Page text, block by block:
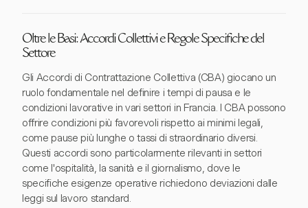
Oltre le Basi: Accordi Collettivi e Regole Specifiche del
Settore
Gli Accordi di Contrattazione Collettiva (CBA) giocano un
ruolo fondamentale nel definire i tempi di pausa e le
condizioni lavorative in vari settori in Francia. I CBA possono
offrire condizioni più favorevoli rispetto ai minimi legali,
come pause più lunghe o tassi di straordinario diversi.
Questi accordi sono particolarmente rilevanti in settori
come l'ospitalità, la sanità e il giornalismo, dove le
specifiche esigenze operative richiedono deviazioni dalle
leggi sul lavoro standard.